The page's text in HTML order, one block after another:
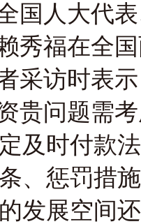
国人大代
秀福在全
采访时表
贵问题需
及时付款
、惩罚措
发展空间